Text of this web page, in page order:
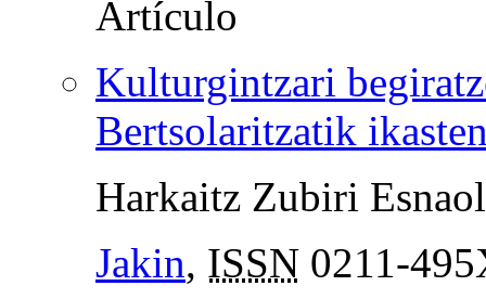
Kulturgintzari
Bertsolaritzatik
Harkaitz Zubiri
Jakin, ISSN 0211-